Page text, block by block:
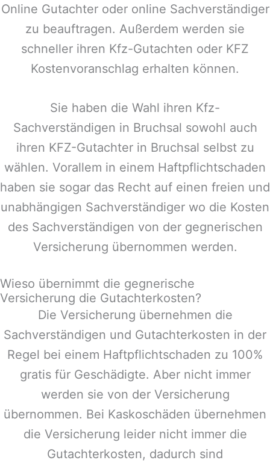
Online Gutachter oder online Sachverständiger
zu beauftragen. Außerdem werden sie
schneller ihren Kfz-Gutachten oder KFZ
Kostenvoranschlag erhalten können.
Sie haben die Wahl ihren Kfz-
Sachverständigen in Bruchsal sowohl auch
ihren KFZ-Gutachter in Bruchsal selbst zu
wählen. Vorallem in einem Haftpflichtschaden
haben sie sogar das Recht auf einen freien und
unabhängigen Sachverständiger wo die Kosten
des Sachverständigen von der gegnerischen
Versicherung übernommen werden.
Wieso übernimmt die gegnerische
Versicherung die Gutachterkosten?
Die Versicherung übernehmen die
Sachverständigen und Gutachterkosten in der
Regel bei einem Haftpflichtschaden zu 100%
gratis für Geschädigte. Aber nicht immer
werden sie von der Versicherung
übernommen. Bei Kaskoschäden übernehmen
die Versicherung leider nicht immer die
Gutachterkosten, dadurch sind